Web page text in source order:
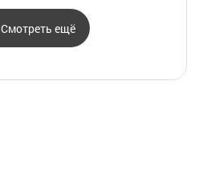
Смотреть ещё